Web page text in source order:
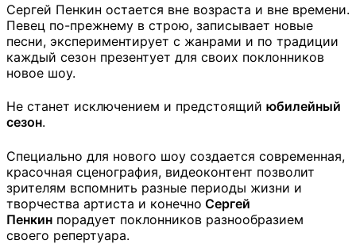
Сергей Пенкин остается вне возраста и вне времени.
Певец по-прежнему в строю, записывает новые
песни, экспериментирует с жанрами и по традиции
каждый сезон презентует для своих поклонников
новое шоу.
Не станет исключением и предстоящий юбилейный
сезон.
Специально для нового шоу создается современная,
красочная сценография, видеоконтент позволит
зрителям вспомнить разные периоды жизни и
творчества артиста и конечно Сергей
Пенкин порадует поклонников разнообразием
своего репертуара.